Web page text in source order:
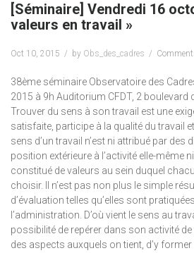
[Séminaire] Vendredi 16
valeurs en travail »
Oct 10, 2015 by Obs_des_cadres
38ème séminaire Observatoire des
2015 à 9h Auditorium CFDT, 2 boulevard
Trouver du sens à son travail est une
satisfaite, participe à la qualité du travail
sens d’un travail n’est ni attribué par des
position extérieure à l’activité elle-même
constitué de valeurs au sein duquel
choisir. Il n’est pas non plus le simple
d’évaluation telles qu’elles sont
l’administration. D’où vient le sens au
possibilité de repérer dans son activité
des aspects auxquels on tient, d’y